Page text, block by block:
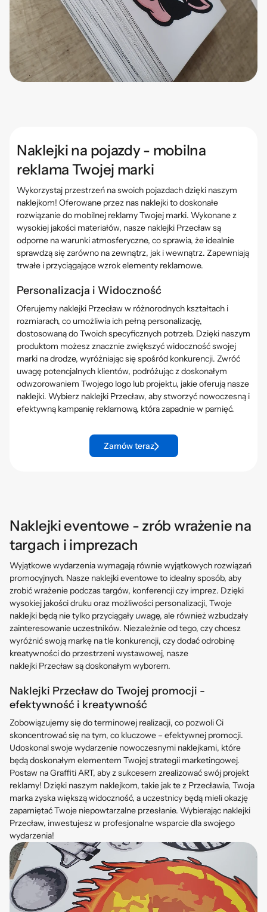
Naklejki na pojazdy - mobilna
reklama Twojej marki
Wykorzystaj przestrzeń na swoich pojazdach dzięki naszym
naklejkom! Oferowane przez nas naklejki to doskonałe
rozwiązanie do mobilnej reklamy Twojej marki. Wykonane z
wysokiej jakości materiałów, nasze naklejki Przecławsą
odporne na warunki atmosferyczne, co sprawia, że idealnie
sprawdzą się zarówno na zewnątrz, jak i wewnątrz. Zapewniają
trwałe i przyciągające wzrok elementy reklamowe.
Personalizacja i Widoczność
Oferujemy naklejki Przecław w różnorodnych kształtach i
rozmiarach, co umożliwia ich pełną personalizację,
dostosowaną do Twoich specyficznych potrzeb. Dzięki naszym
produktom możesz znacznie zwiększyć widoczność swojej
marki na drodze, wyróżniając się spośród konkurencji. Zwróć
uwagę potencjalnych klientów, podróżując z doskonałym
odwzorowaniem Twojego logo lub projektu, jakie oferują nasze
naklejki. Wybierz naklejki Przecław, aby stworzyć nowoczesną i
efektywną kampanię reklamową, która zapadnie w pamięć.
Zamów teraz
Naklejki eventowe - zrób wrażenie na
targach i imprezach
Wyjątkowe wydarzenia wymagają równie wyjątkowych rozwiązań
promocyjnych. Nasze naklejki eventowe to idealny sposób, aby
zrobić wrażenie podczas targów, konferencji czy imprez. Dzięki
wysokiej jakości druku oraz możliwości personalizacji, Twoje
naklejki będą nie tylko przyciągały uwagę, ale również wzbudzały
zainteresowanie uczestników. Niezależnie od tego, czy chcesz
wyróżnić swoją markę na tle konkurencji, czy dodać odrobinę
kreatywności do przestrzeni wystawowej, nasze
naklejki Przecławsą doskonałym wyborem.
Naklejki Przecław do Twojej promocji -
efektywność i kreatywność
Zobowiązujemy się do terminowej realizacji, co pozwoli Ci
skoncentrować się na tym, co kluczowe – efektywnej promocji.
Udoskonal swoje wydarzenie nowoczesnymi naklejkami, które
będą doskonałym elementem Twojej strategii marketingowej.
Postaw na Graffiti ART, aby z sukcesem zrealizować swój projekt
reklamy! Dzięki naszym naklejkom, takie jak te z Przecławia, Twoja
marka zyska większą widoczność, a uczestnicy będą mieli okazję
zapamiętać Twoje niepowtarzalne przesłanie. Wybierając naklejki
Przecław, inwestujesz w profesjonalne wsparcie dla swojego
wydarzenia!